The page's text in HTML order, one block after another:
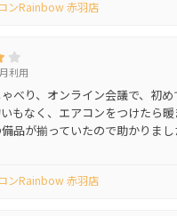
ンRainbow 赤羽店
利用
べり、オンライン会議で、初め
もなく、エアコンをつけたら
品が揃っていたので助かりま
ンRainbow 赤羽店